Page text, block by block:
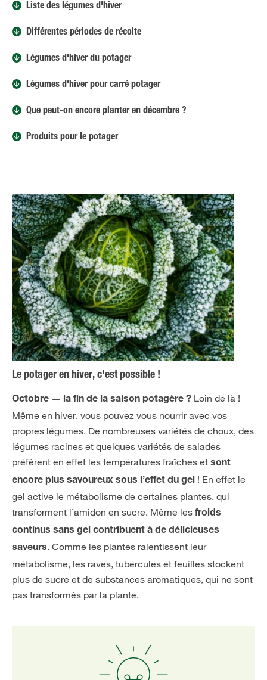
Liste des légumes d'hiver
Différentes périodes de récolte
Légumes d'hiver du potager
Légumes d'hiver pour carré potager
Que peut-on encore planter en décembre ?
Produits pour le potager
Le potager en hiver, c'est possible !
Octobre — la fin de la saison potagère ? Loin de là !
Même en hiver, vous pouvez vous nourrir avec vos
propres légumes. De nombreuses variétés de choux, des
légumes racines et quelques variétés de salades
préfèrent en effet les températures fraîches et sont
encore plus savoureux sous l’effet du gel ! En effet le
gel active le métabolisme de certaines plantes, qui
transforment l’amidon en sucre. Même les froids
continus sans gel contribuent à de délicieuses
saveurs. Comme les plantes ralentissent leur
métabolisme, les raves, tubercules et feuilles stockent
plus de sucre et de substances aromatiques, qui ne sont
pas transformés par la plante.